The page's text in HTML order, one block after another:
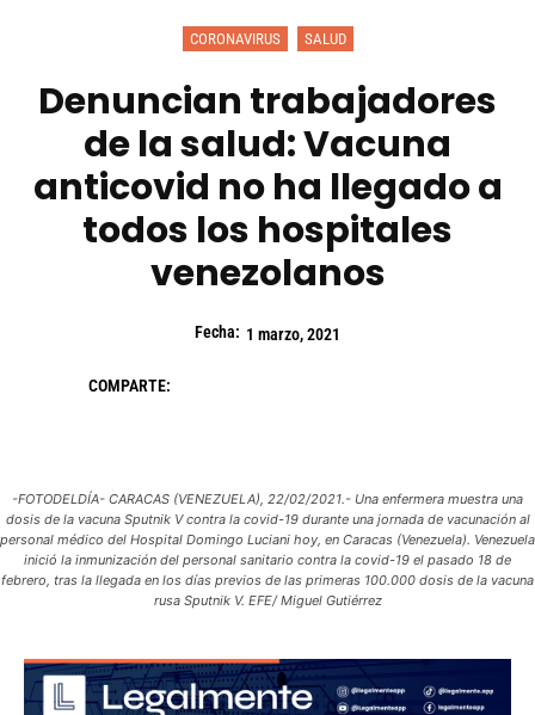
CORONAVIRUS SALUD
Denuncian trabajadores
de la salud: Vacuna
anticovid no ha llegado a
todos los hospitales
venezolanos
Fecha: 1 marzo, 2021
COMPARTE:
-FOTODELDÍA- CARACAS (VENEZUELA), 22/02/2021.- Una enfermera muestra una
dosis de la vacuna Sputnik V contra la covid-19 durante una jornada de vacunación al
personal médico del Hospital Domingo Luciani hoy, en Caracas (Venezuela). Venezuela
inició la inmunización del personal sanitario contra la covid-19 el pasado 18 de
febrero, tras la llegada en los días previos de las primeras 100.000 dosis de la vacuna
rusa Sputnik V. EFE/ Miguel Gutiérrez